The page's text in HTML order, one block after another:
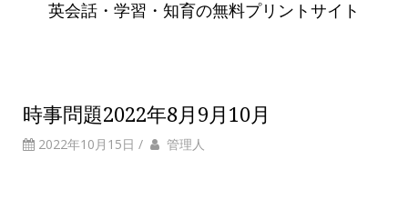
英会話・学習・知育の無料プリントサイト
時事問題2022年8月9月10月
2022年10月15日 / 管理人